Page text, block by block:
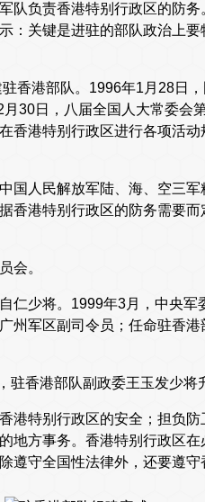
队负责香港特别行政区的防
：关键是进驻的部队政治上
香港部队。1996年1月28日
30日，八届全国人大常委会
香港特别行政区进行各项活
国人民解放军陆、海、空三
香港特别行政区的防务需要
会。
仁少将。1999年3月，中央军
州军区副司令员；任命驻香
香港部队副政委王玉发少将
港特别行政区的安全；担负
地方事务。香港特别行政区
遵守全国性法律外，还要遵守